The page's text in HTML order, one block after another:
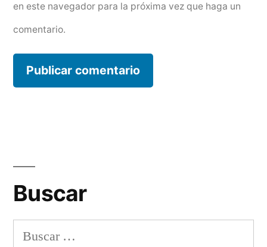
en este navegador para la próxima vez que haga un
comentario.
Buscar
Buscar: